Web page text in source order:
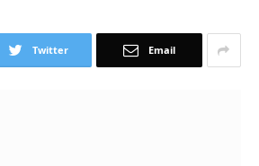
Twitter Email